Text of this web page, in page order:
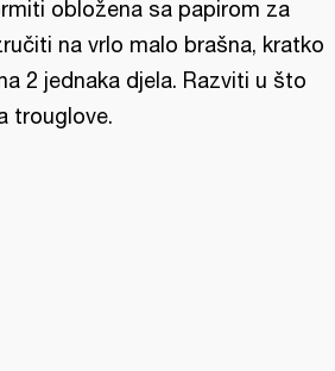
obložena sa papirom za
na vrlo malo brašna, kratko
2 jednaka djela. Razviti u što
trouglove.